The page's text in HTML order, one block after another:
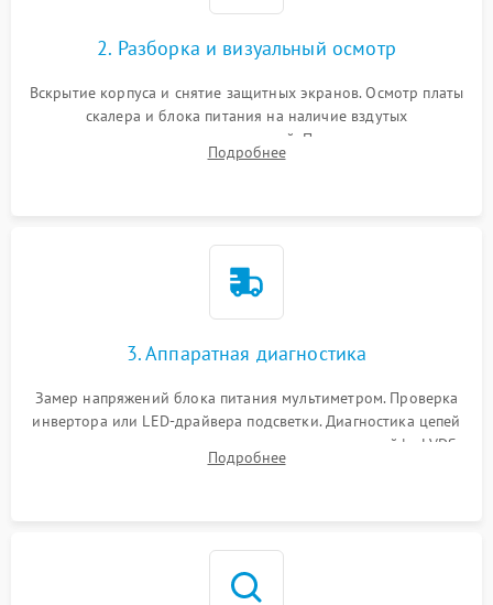
2. Разборка и визуальный осмотр
Вскрытие корпуса и снятие защитных экранов. Осмотр платы
скалера и блока питания на наличие вздутых
конденсаторов, прогаров, окислений. Проверка надежности
контактов и целостности шлейфов матрицы.
Подробнее
3. Аппаратная диагностика
Замер напряжений блока питания мультиметром. Проверка
инвертора или LED-драйвера подсветки. Диагностика цепей
питания скалера и тестирование сигналов на шлейфе LVDS
Подробнее